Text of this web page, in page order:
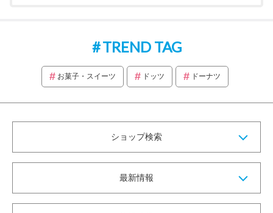
TREND TAG
お菓子・スイーツ ドッツ ドーナツ
ショップ検索
最新情報